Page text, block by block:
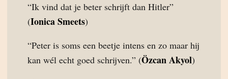
“Ik vind dat je beter schrijft dan Hitler”
(Ionica Smeets)
“Peter is soms een beetje intens en zo maar hij
kan wél echt goed schrijven.” (Özcan Akyol)